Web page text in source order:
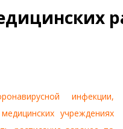
инфекции,
учреждениях